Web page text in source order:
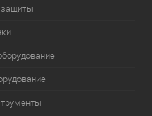
защиты